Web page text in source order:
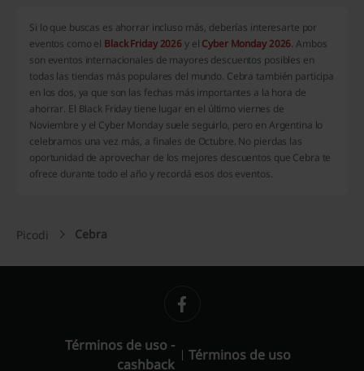
Si lo que buscas es ahorrar incluso más, deberías interesarte por
eventos como el Black Friday 2026y el Cyber Monday 2026. Ambos
son eventos internacionales de mayores descuentos posibles en
todas las tiendas más populares del mundo. Cebra también participa
en los dos, ya que son las fechas más importantes a la hora de
ahorrar. El Black Friday tiene lugar en el último viernes de
Noviembre y el Cyber Monday suele seguirlo, pero en Argentina lo
celebramos una vez más, a finales de Octubre. No pierdas las
oportunidad de aprovechar de los mejores descuentos que Cebra te
ofrece durante todo el año y recordá esos dos eventos.
Picodi Cebra
Términos de uso -
cashback
Términos de uso